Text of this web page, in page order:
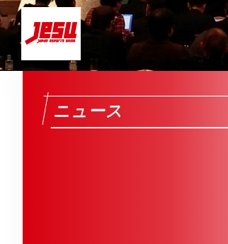
ニュース